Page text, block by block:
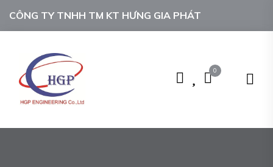
CÔNG TY TNHH TM KT HƯNG GIA PHÁT
0